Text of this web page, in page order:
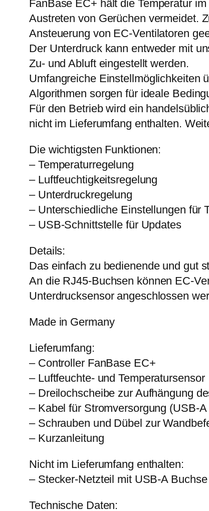
FanBase EC+ hält die Temperatur
Austreten von Gerüchen vermeidet.
Ansteuerung von EC-Ventilatoren
Der Unterdruck kann entweder mit
Zu- und Abluft eingestellt werden.
Umfangreiche Einstellmöglichkeiten
Algorithmen sorgen für ideale
Für den Betrieb wird ein
nicht im Lieferumfang enthalten.
Die wichtigsten Funktionen:
– Temperaturregelung
– Luftfeuchtigkeitsregelung
– Unterdruckregelung
– Unterschiedliche Einstellungen für
– USB-Schnittstelle für Updates
Details:
Das einfach zu bedienende und gut
An die RJ45-Buchsen können EC-
Unterdrucksensor angeschlossen
Made in Germany
Lieferumfang:
– Controller FanBase EC+
– Luftfeuchte- und Temperatursensor
– Dreilochscheibe zur Aufhängung
– Kabel für Stromversorgung (USB-
– Schrauben und Dübel zur
– Kurzanleitung
Nicht im Lieferumfang enthalten:
– Stecker-Netzteil mit USB-A
Technische Daten: